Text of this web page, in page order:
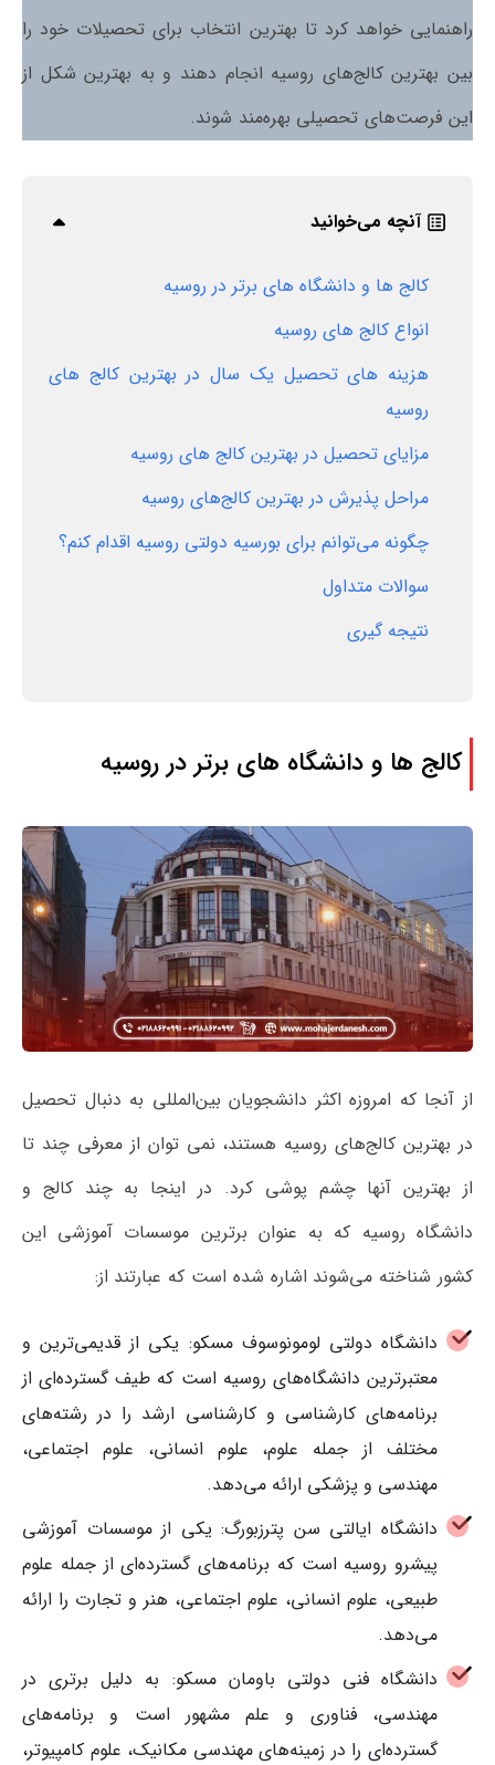
راهنمایی خواهد کرد تا بهترین انتخاب برای تحصیلات خود را
بین بهترین کالج‌های روسیه انجام دهند و به بهترین شکل از
این فرصت‌های تحصیلی بهره‌مند شوند.
آنچه می‌خوانید
کالج ها و دانشگاه های برتر در روسیه
انواع کالج ‌های روسیه
هزینه ‌های تحصیل یک سال در بهترین کالج ‌های
روسیه
مزایای تحصیل در بهترین کالج‌ های روسیه
مراحل پذیرش در بهترین کالج‌های روسیه
چگونه می‌توانم برای بورسیه دولتی روسیه اقدام کنم؟
سوالات متداول
نتیجه گیری
کالج ها و دانشگاه های برتر در روسیه
از آنجا که امروزه اکثر دانشجویان بین‌المللی به دنبال تحصیل‌
در بهترین کالج‌های روسیه هستند، نمی توان از معرفی چند تا
از بهترین آنها چشم پوشی کرد. در اینجا به چند کالج و
دانشگاه روسیه که به عنوان برترین موسسات آموزشی این
کشور شناخته می‌شوند اشاره شده است که عبارتند از:
دانشگاه دولتی لومونوسوف مسکو: یکی از قدیمی‌ترین و
معتبرترین دانشگاه‌های روسیه است که طیف گسترده‌ای از
برنامه‌های کارشناسی و کارشناسی ارشد را در رشته‌های
مختلف از جمله علوم، علوم انسانی، علوم اجتماعی،
مهندسی و پزشکی ارائه می‌دهد.
دانشگاه ایالتی سن پترزبورگ: یکی از موسسات آموزشی
پیشرو روسیه است که برنامه‌های گسترده‌ای از جمله علوم
طبیعی، علوم انسانی، علوم اجتماعی، هنر و تجارت را ارائه
می‌دهد.
دانشگاه فنی دولتی باومان مسکو: به دلیل برتری در
مهندسی، فناوری و علم مشهور است و برنامه‌های
گسترده‌ای را در زمینه‌های مهندسی مکانیک، علوم کامپیوتر،